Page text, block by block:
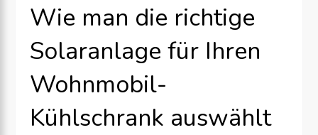
Wie man die richtige
Solaranlage für Ihren
Wohnmobil-
Kühlschrank auswählt